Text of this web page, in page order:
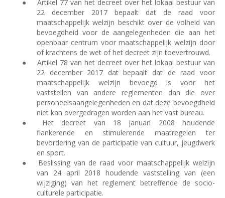
●
Artikel 77 van het decreet over het lokaal bestuur van
22 december 2017 bepaalt dat de raad voor
maatschappelijk welzijn beschikt over de volheid van
bevoegdheid voor de aangelegenheden die aan het
openbaar centrum voor maatschappelijk welzijn door
of krachtens de wet of het decreet zijn toevertrouwd.
●
Artikel 78 van het decreet over het lokaal bestuur van
22 december 2017 dat bepaalt dat de raad voor
maatschappelijk welzijn bevoegd is voor het
vaststellen van andere reglementen dan die over
personeelsaangelegenheden en dat deze bevoegdheid
niet kan overgedragen worden aan het vast bureau.
●
Het decreet van 18 januari 2008 houdende
flankerende en stimulerende maatregelen ter
bevordering van de participatie van cultuur, jeugdwerk
en sport.
●
Beslissing van de raad voor maatschappelijk welzijn
van 24 april 2018 houdende vaststelling van (een
wijziging) van het reglement betreffende de socio-
culturele participatie.